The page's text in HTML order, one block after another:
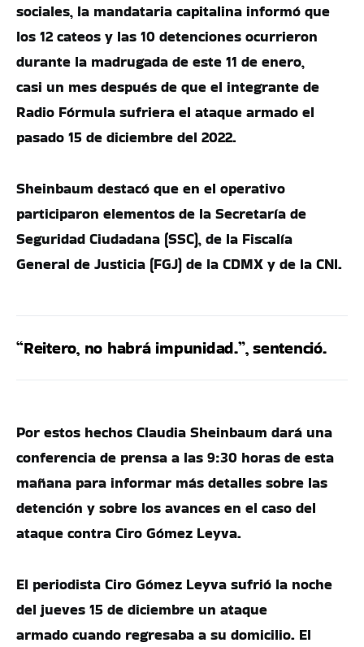
sociales, la mandataria capitalina informó que
los 12 cateos y las 10 detenciones ocurrieron
durante la madrugada de este 11 de enero,
casi un mes después de que el integrante de
Radio Fórmula sufriera el ataque armado el
pasado 15 de diciembre del 2022.
Sheinbaum destacó que en el operativo
participaron elementos de la Secretaría de
Seguridad Ciudadana (SSC), de la Fiscalía
General de Justicia (FGJ) de la CDMX y de la CNI.
“Reitero, no habrá impunidad.”, sentenció.
Por estos hechos Claudia Sheinbaum dará una
conferencia de prensa a las 9:30 horas de esta
mañana para informar más detalles sobre las
detención y sobre los avances en el caso del
ataque contra Ciro Gómez Leyva.
El periodista Ciro Gómez Leyva sufrió la noche
del jueves 15 de diciembre un ataque
armado cuando regresaba a su domicilio. El